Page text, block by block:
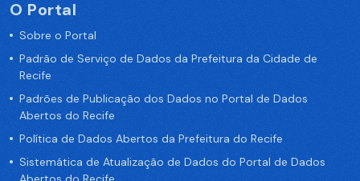
O Portal
Sobre o Portal
Padrão de Serviço de Dados da Prefeitura da Cidade de
Recife
Padrões de Publicação dos Dados no Portal de Dados
Abertos do Recife
Política de Dados Abertos da Prefeitura do Recife
Sistemática de Atualização de Dados do Portal de Dados